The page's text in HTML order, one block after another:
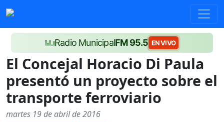
Radio MunicipalFM 95.5 EN VIVO
El Concejal Horacio Di Paula
presentó un proyecto sobre el
transporte ferroviario
martes 19 de abril de 2016